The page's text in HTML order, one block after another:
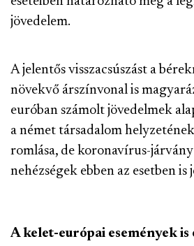
jövedelem.
A jelentős visszacsúszást a
növekvő árszínvonal is
euróban számolt jövedelmek
a német társadalom
romlása, de koronavírus-
nehézségek ebben az esetben is
A kelet-európai események is